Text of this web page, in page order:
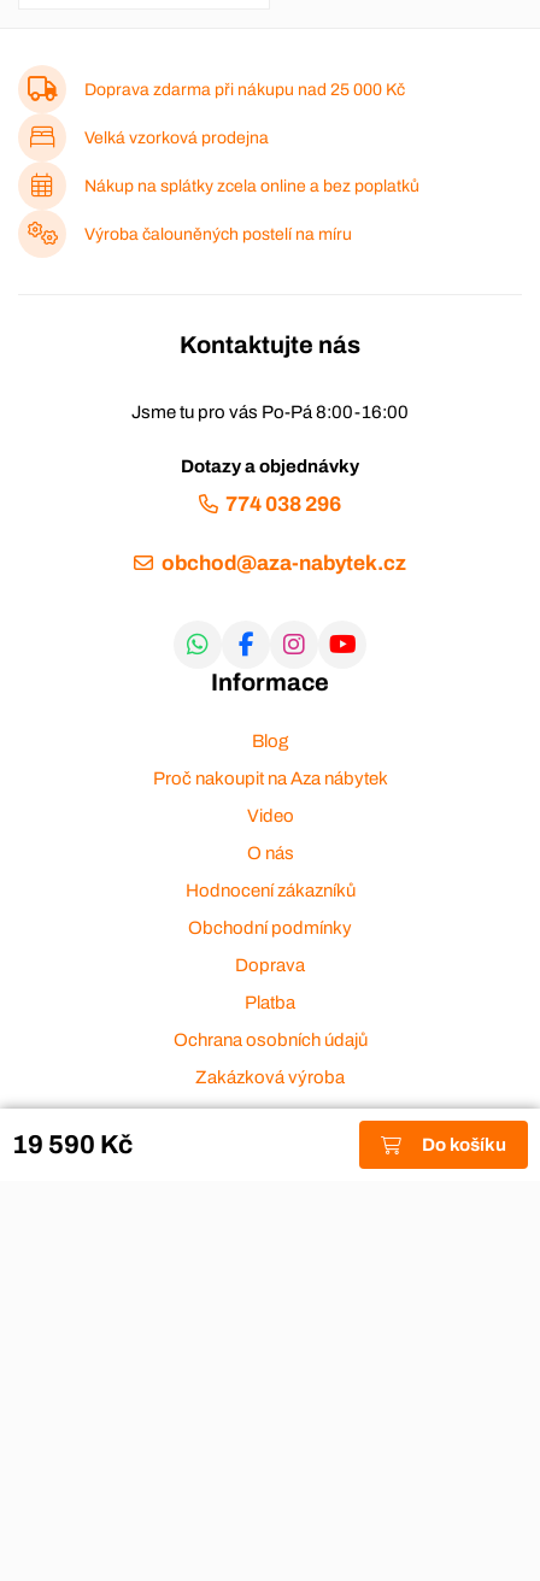
19 590 Kč Do košíku
Doprava zdarma při nákupu nad 25 000 Kč
Velká vzorková prodejna
Nákup na splátky zcela online a bez poplatků
Výroba čalouněných postelí na míru
Kontaktujte nás
Jsme tu pro vás Po-Pá 8:00-16:00
Dotazy a objednávky
774 038 296
obchod@aza-nabytek.cz
Informace
Blog
Proč nakoupit na Aza nábytek
Video
O nás
Hodnocení zákazníků
Obchodní podmínky
Doprava
Platba
Ochrana osobních údajů
Zakázková výroba
Zákaznický servis